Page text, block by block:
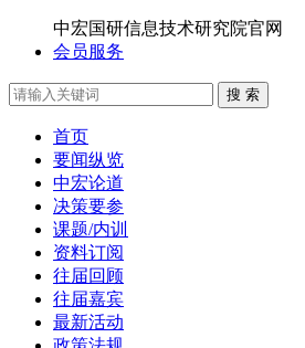
中宏国研信息技术研究院官网
会员服务
搜 索
首页
要闻纵览
中宏论道
决策要参
课题/内训
资料订阅
往届回顾
往届嘉宾
最新活动